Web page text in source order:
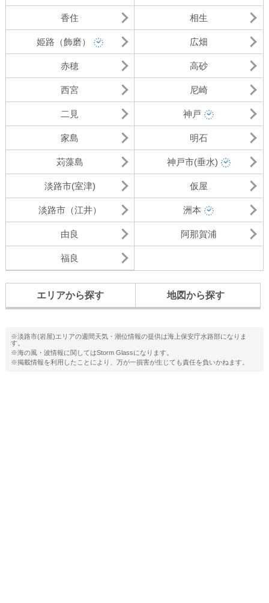
香住 相生
姫路（飾磨） 広畑
赤穂 高砂
西宮 尼崎
二見 神戸
家島 明石
苅藻島 神戸市(垂水)
淡路市(室津) 仮屋
淡路市（江井） 洲本
由良 阿那賀浦
福良
エリアから探す 地図から探す
※淡路市(岩屋)エリアの週間天気・潮位情報の提供は海上保安庁水路部になりま
す。
※海の風・波情報に関してはStorm Glassになります。
※掲載情報を利用したことにより、万が一損害が生じても責任を負いかねます。